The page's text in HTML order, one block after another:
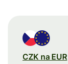
CZK na EUR